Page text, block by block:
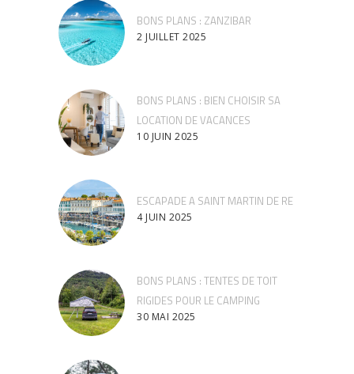
BONS PLANS : ZANZIBAR
2 JUILLET 2025
BONS PLANS : BIEN CHOISIR SA
LOCATION DE VACANCES
10 JUIN 2025
ESCAPADE A SAINT MARTIN DE RE
4 JUIN 2025
BONS PLANS : TENTES DE TOIT
RIGIDES POUR LE CAMPING
30 MAI 2025